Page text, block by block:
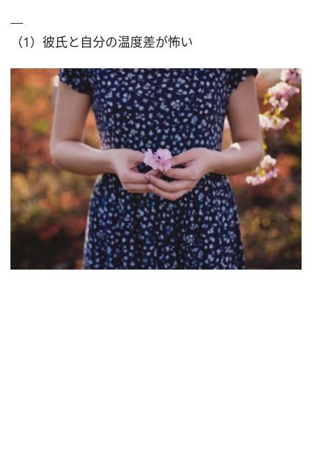
（1）彼氏と自分の温度差が怖い